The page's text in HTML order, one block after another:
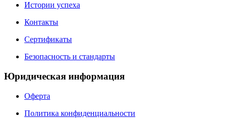
Истории успеха
Контакты
Сертификаты
Безопасность и стандарты
Юридическая информация
Оферта
Политика конфиденциальности